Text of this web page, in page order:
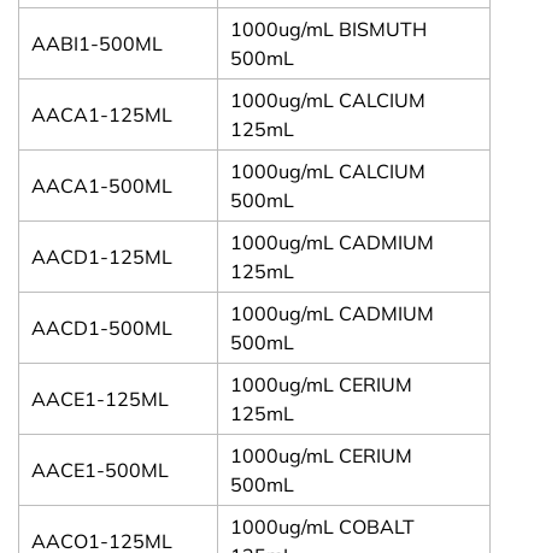
AABI1-500ML
1000ug/mL BISMUTH
500mL
AACA1-125ML
1000ug/mL CALCIUM
125mL
AACA1-500ML
1000ug/mL CALCIUM
500mL
AACD1-125ML
1000ug/mL CADMIUM
125mL
AACD1-500ML
1000ug/mL CADMIUM
500mL
AACE1-125ML
1000ug/mL CERIUM
125mL
AACE1-500ML
1000ug/mL CERIUM
500mL
AACO1-125ML
1000ug/mL COBALT